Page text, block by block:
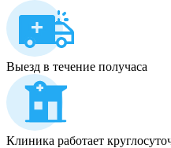
Выезд в течение получаса
Клиника работает